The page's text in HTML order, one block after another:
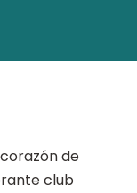
de
club